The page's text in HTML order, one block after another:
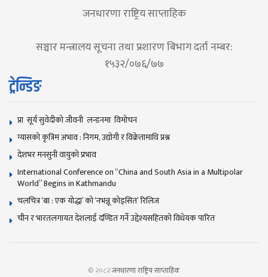
जनधारणा राष्ट्रिय साप्ताहिक
सञ्चार मन्त्रालय सूचना तथा प्रशारण बिभाग दर्ता नम्बर:
१५३२/०७६/७७
ट्रेन्डिङ
प्रा सूर्य सुवेदीको जीवनी लन्डनमा विमोचन
ग्यासको कृत्रिम अभाव : निगम, उद्योगी र विक्रेतामाथि प्रश्न
देशभर मनसुनी वायुको प्रभाव
International Conference on “China and South Asia in a Multipolar
World” Begins in Kathmandu
चलचित्र ‘बा : एक योद्धा’ को ‘नभन्नू कोइसित’ रिलिज
चीन र भारतलगायत देशलाई दण्डित गर्ने उद्देश्यसहितको विधेयक पारित
© २०८२जनधारणा राष्ट्रिय साप्ताहिक